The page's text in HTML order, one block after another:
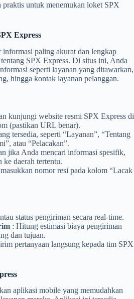
praktis untuk menemukan loket SPX
Express
informasi paling akurat dan lengkap
SPX Express. Di situs ini, Anda
seperti layanan yang ditawarkan,
hingga kontak layanan pelanggan.
kunjungi website resmi SPX Express di
(pastikan URL benar).
tersedia, seperti “Layanan”, “Tentang
atau “Pelacakan”.
jika Anda mencari informasi spesifik,
ke daerah tertentu.
nomor resi pada kolom “Lacak
status pengiriman secara real-time.
: Hitung estimasi biaya pengiriman
dan tujuan.
pertanyaan langsung kepada tim SPX
aplikasi mobile yang memudahkan